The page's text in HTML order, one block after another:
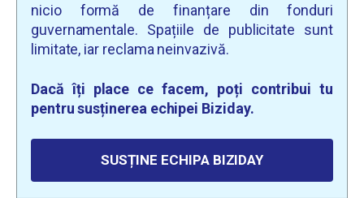
nicio formă de finanțare din fonduri
guvernamentale. Spațiile de publicitate sunt
limitate, iar reclama neinvazivă.
Dacă îți place ce facem, poți contribui tu
pentru susținerea echipei Biziday.
SUSȚINE ECHIPA BIZIDAY